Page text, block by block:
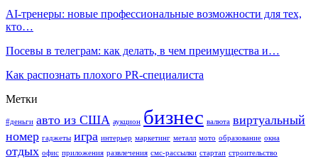
AI-тренеры: новые профессиональные возможности для тех,
кто…
Посевы в телеграм: как делать, в чем преимущества и…
Как распознать плохого PR-специалиста
Метки
#деньги авто из США аукцион бизнес валюта виртуальный
номер гаджеты игра интерьер маркетинг металл мото образование окна
отдых офис приложения развлечения смс-рассылки стартап строительство